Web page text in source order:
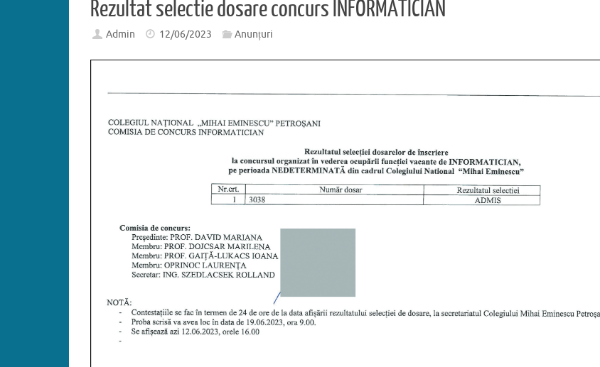
Rezultat selectie dosare concurs INFORMATICIAN
Admin 12/06/2023 Anunțuri